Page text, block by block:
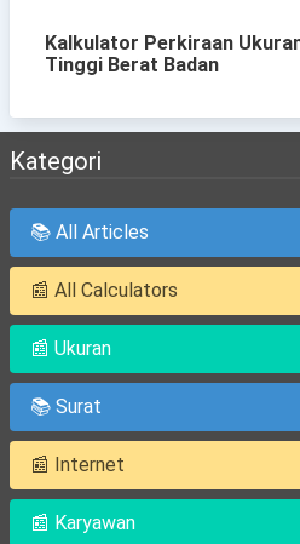
Kalkulator Perkiraan
Tinggi Berat Badan
Kategori
📚 All Articles
📰 All Calculators
📰 Ukuran
📚 Surat
📰 Internet
📰 Karyawan